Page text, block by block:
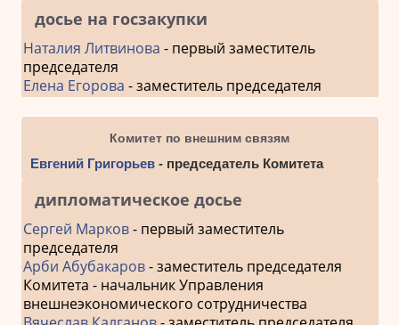
досье на госзакупки
Наталия Литвинова - первый заместитель
председателя
Елена Егорова - заместитель председателя
Комитет по внешним связям
Евгений Григорьев- председатель Комитета
дипломатическое досье
Сергей Марков- первый заместитель
председателя
Арби Абубакаров- заместитель председателя
Комитета - начальник Управления
внешнеэкономического сотрудничества